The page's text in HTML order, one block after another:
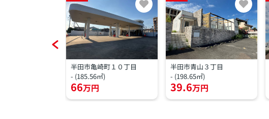
半田市亀崎町１０丁目
- (185.56㎡)
66万円
半田市青山３丁目
- (198.65㎡)
39.6万円